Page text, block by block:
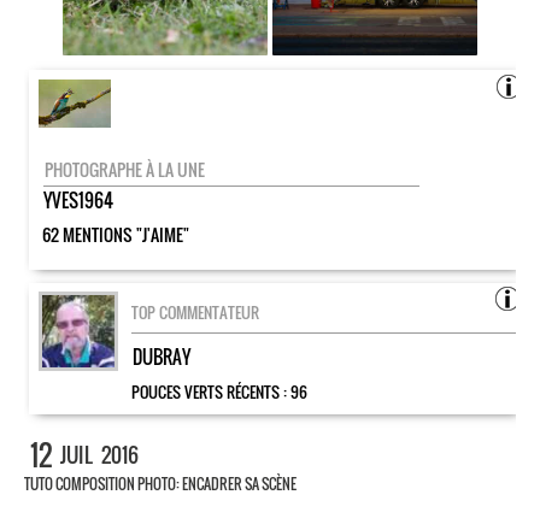
PHOTOGRAPHE À LA UNE
YVES1964
62 MENTIONS "J'AIME"
TOP COMMENTATEUR
DUBRAY
POUCES VERTS RÉCENTS :96
12 JUIL 2016
TUTO COMPOSITION PHOTO: ENCADRER SA SCÈNE